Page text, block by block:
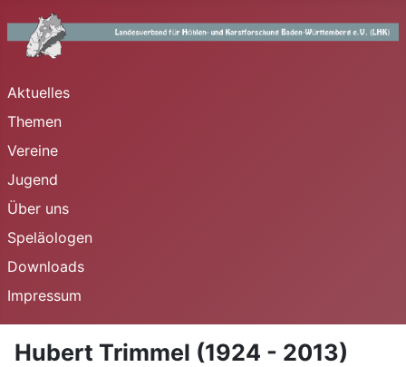
Aktuelles
Themen
Vereine
Jugend
Über uns
Speläologen
Downloads
Impressum
Hubert Trimmel (1924 - 2013)